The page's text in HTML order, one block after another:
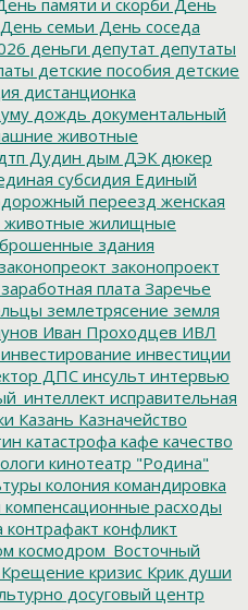
День семьи День соседа
деньги депутат депутаты
детские пособия детские
дистанционка
дождь документальный
животные
Дудин дым ДЭК дюкер
субсидия Единый
переезд женская
животные жилищные
здания
законопроект
заработная плата Заречье
землетрясение земля
Иван Проходцев ИВЛ
инвестирование инвестиции
ДПС инсульт интервью
исправительная
Казань Казначейство
катастрофа кафе качество
кинотеатр "Родина"
колония командировка
компенсационные расходы
контрафакт конфликт
космодром_Восточный
Крещение кризис Крик души
досуговый центр